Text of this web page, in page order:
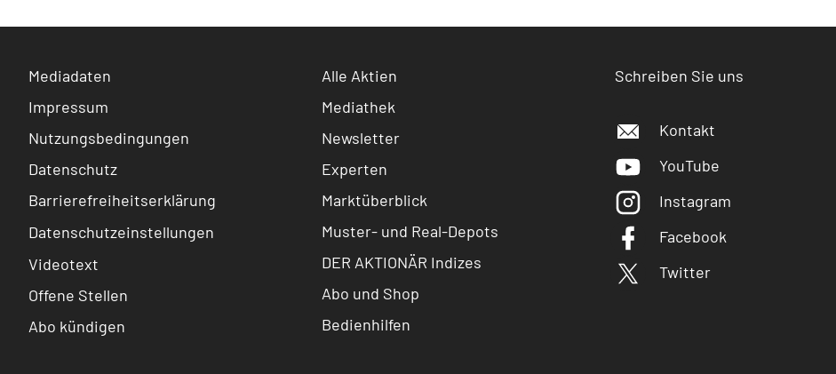
Mediadaten
Impressum
Nutzungsbedingungen
Datenschutz
Barrierefreiheitserklärung
Datenschutzeinstellungen
Videotext
Offene Stellen
Abo kündigen
Alle Aktien
Mediathek
Newsletter
Experten
Marktüberblick
Muster- und Real-Depots
DER AKTIONÄR Indizes
Abo und Shop
Bedienhilfen
Schreiben Sie uns
Kontakt
YouTube
Instagram
Facebook
Twitter